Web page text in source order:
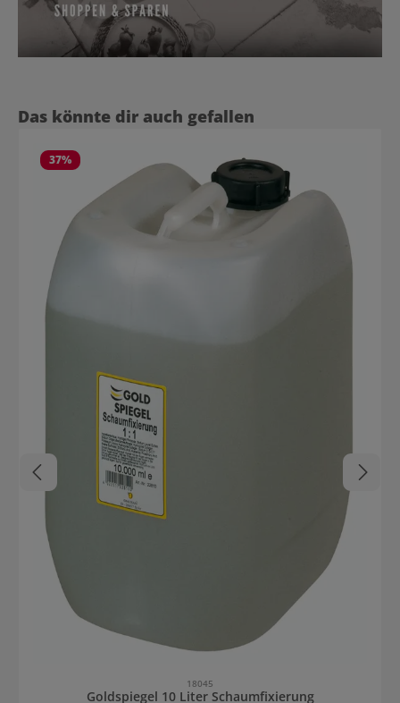
Produktgalerie überspringen
Das könnte dir auch gefallen
37%
18045
Goldspiegel 10 Liter Schaumfixierung